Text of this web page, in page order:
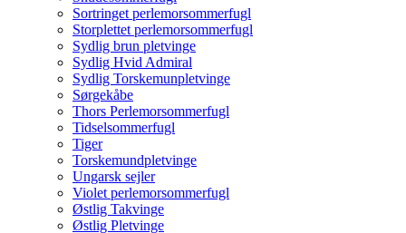
Sortringet perlemorsommerfugl
Storplettet perlemorsommerfugl
Sydlig brun pletvinge
Sydlig Hvid Admiral
Sydlig Torskemunpletvinge
Sørgekåbe
Thors Perlemorsommerfugl
Tidselsommerfugl
Tiger
Torskemundpletvinge
Ungarsk sejler
Violet perlemorsommerfugl
Østlig Takvinge
Østlig Pletvinge